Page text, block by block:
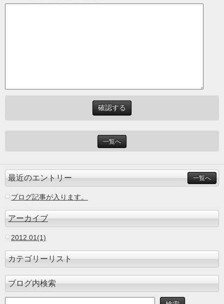
一覧へ
最近のエントリー 一覧へ
ブログ記事が入ります。
アーカイブ
2012.01(1)
カテゴリーリスト
ブログ内検索